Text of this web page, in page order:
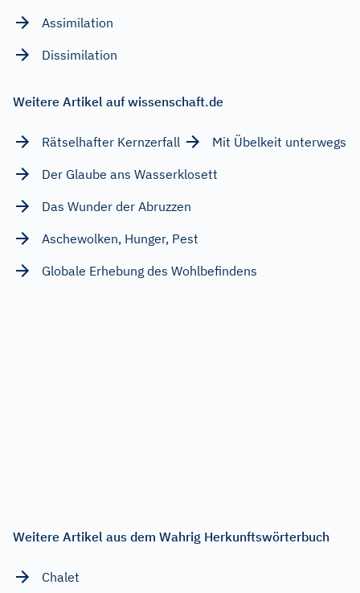
Assimilation
Dissimilation
Weitere Artikel auf wissenschaft.de
Rätselhafter Kernzerfall
Mit Übelkeit unterwegs
Der Glaube ans Wasserklosett
Das Wunder der Abruzzen
Aschewolken, Hunger, Pest
Globale Erhebung des Wohlbefindens
Weitere Artikel aus dem Wahrig Herkunftswörterbuch
Chalet